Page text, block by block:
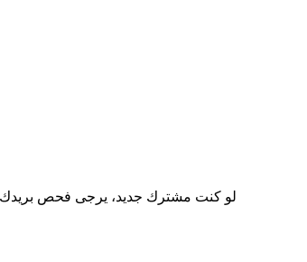
لو كنت مشترك جديد، يرجى فحص بريدك